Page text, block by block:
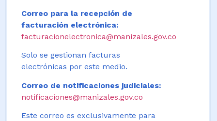
Correo para la recepción de
facturación electrónica:
facturacionelectronica@manizales.gov.co
Solo se gestionan facturas
electrónicas por este medio.
Correo de notificaciones judiciales:
notificaciones@manizales.gov.co
Este correo es exclusivamente para